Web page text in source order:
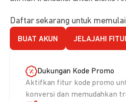
Daftar sekarang untuk
BUAT AKUN JELAJAHI
Dukungan Kode Promo
Aktifkan fitur kode promo
konversi dan memudahkan